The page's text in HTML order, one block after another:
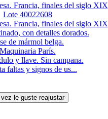
Francia, finales del siglo XIX
Lote 40022608
Francia, finales del siglo XIX
con detalles dorados.
de mármol belga.
Maquinaria París.
y llave. Sin campana.
faltas y signos de us...